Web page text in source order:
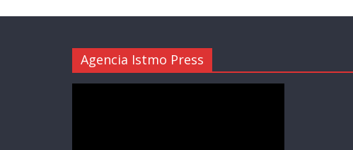
Agencia Istmo Press